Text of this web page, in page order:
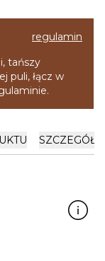
regulamin
tańszy
puli, łącz w